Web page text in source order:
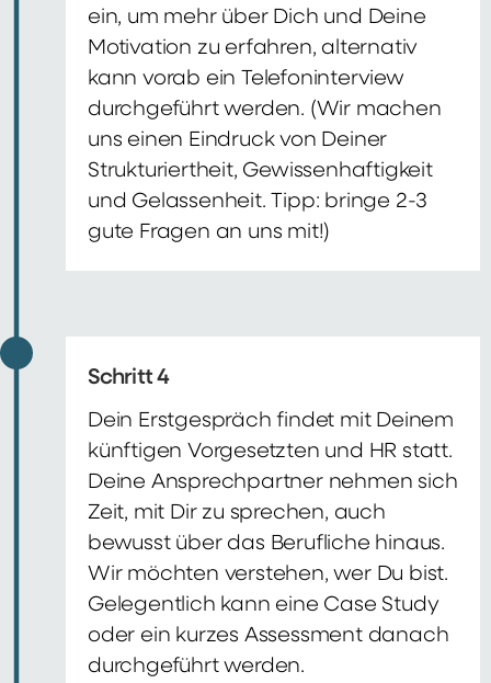
ein, um mehr über Dich und Deine
Motivation zu erfahren, alternativ
kann vorab ein Telefoninterview
durchgeführt werden. (Wir machen
uns einen Eindruck von Deiner
Strukturiertheit, Gewissenhaftigkeit
und Gelassenheit. Tipp: bringe 2-3
gute Fragen an uns mit!)
Schritt 4
Dein Erstgespräch findet mit Deinem
künftigen Vorgesetzten und HR statt.
Deine Ansprechpartner nehmen sich
Zeit, mit Dir zu sprechen, auch
bewusst über das Berufliche hinaus.
Wir möchten verstehen, wer Du bist.
Gelegentlich kann eine Case Study
oder ein kurzes Assessment danach
durchgeführt werden.